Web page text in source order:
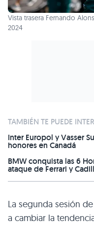
Vista trasera Fernando
2024
TAMBIÉN TE PUEDE
Inter Europol y Vasser
honores en Canadá
BMW conquista las 6
ataque de Ferrari y
La segunda sesión
a cambiar la